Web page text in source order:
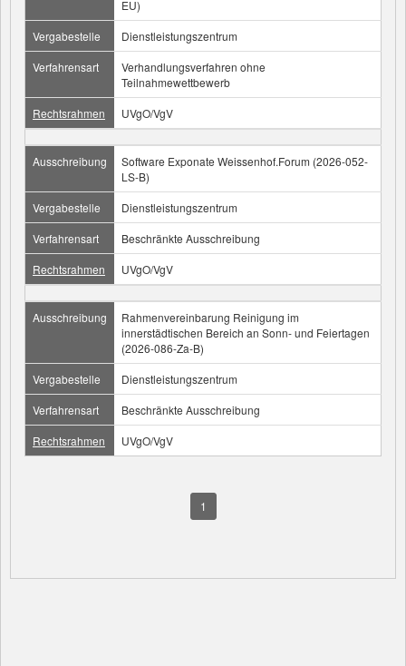
EU)
Vergabestelle
Dienstleistungszentrum
Verfahrensart
Verhandlungsverfahren ohne
Teilnahmewettbewerb
Rechtsrahmen
UVgO/VgV
Ausschreibung
Software Exponate Weissenhof.Forum (2026-052-
LS-B)
Vergabestelle
Dienstleistungszentrum
Verfahrensart
Beschränkte Ausschreibung
Rechtsrahmen
UVgO/VgV
Ausschreibung
Rahmenvereinbarung Reinigung im
innerstädtischen Bereich an Sonn- und Feiertagen
(2026-086-Za-B)
Vergabestelle
Dienstleistungszentrum
Verfahrensart
Beschränkte Ausschreibung
Rechtsrahmen
UVgO/VgV
1